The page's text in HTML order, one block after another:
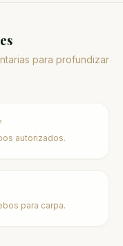
para profundizar
autorizados.
para carpa.